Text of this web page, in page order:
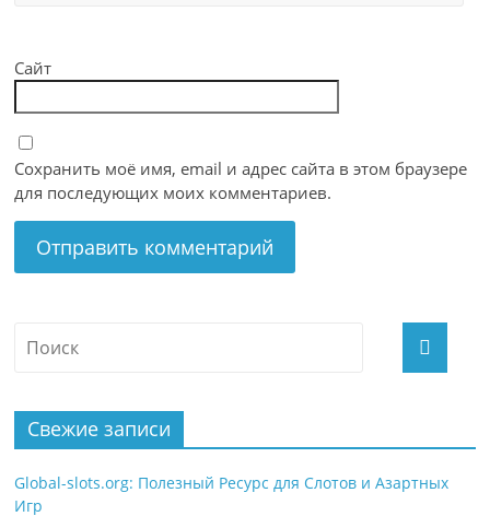
Сайт
Сохранить моё имя, email и адрес сайта в этом браузере
для последующих моих комментариев.
Свежие записи
Global-slots.org: Полезный Ресурс для Слотов и Азартных
Игр